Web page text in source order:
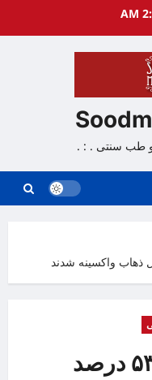
طب سنتی . : .
بیش از ۵۳ درصد